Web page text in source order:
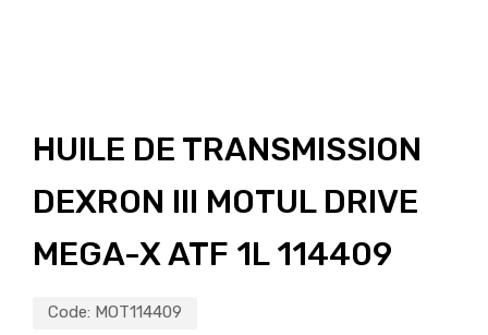
HUILE DE TRANSMISSION
DEXRON III MOTUL DRIVE
MEGA-X ATF 1L 114409
Code: MOT114409